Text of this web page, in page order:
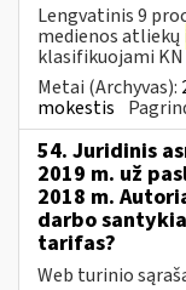
Lengvatinis 9
medienos atliekų
klasifikuojami
Metai (Archyvas):
mokestis
54. Juridinis
2019 m. už
2018 m.
darbo
tarifas?
Web turinio